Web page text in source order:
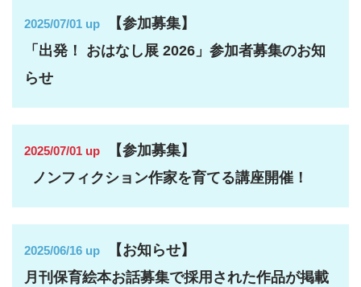
2025/07/01 up
【参加募集】
「出発！ おはなし展 2026」参加者募集のお知
らせ
2025/07/01 up 【参加募集】
ノンフィクション作家を育てる講座開催！
2025/06/16 up 【お知らせ】
月刊保育絵本お話募集で採用された作品が掲載